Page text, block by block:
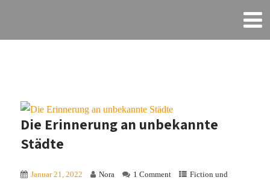
Die Erinnerung an unbekannte
Städte
Januar 21, 2022 Nora 1 Comment
Fiction und